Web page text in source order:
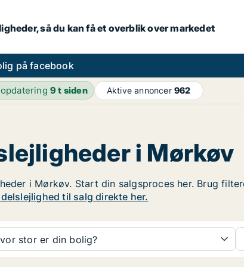
så du kan få et overblik over markedet
på facebook
9 t siden Aktive annoncer962
i Mørkøv
i Mørkøv. Start din salgsproces her. Brug
til salg direkte her.
stor er din bolig?